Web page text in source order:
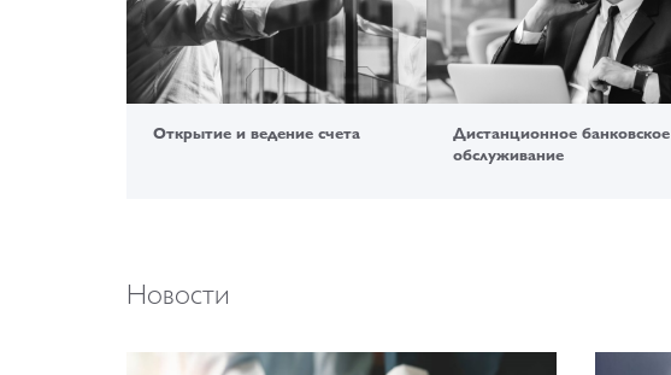
Открытие и ведение счета
Дистанционное банковское
обслуживание
Новости